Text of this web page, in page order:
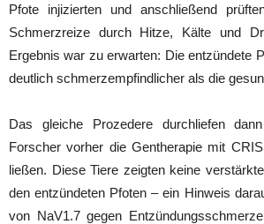
Pfote injizierten und anschließend
Schmerzreize durch Hitze, Kälte und
Ergebnis war zu erwarten: Die entzündete
deutlich schmerzempfindlicher als die
Das gleiche Prozedere durchliefen
Forscher vorher die Gentherapie mit
ließen. Diese Tiere zeigten keine
den entzündeten Pfoten – ein Hinweis
von NaV1.7 gegen